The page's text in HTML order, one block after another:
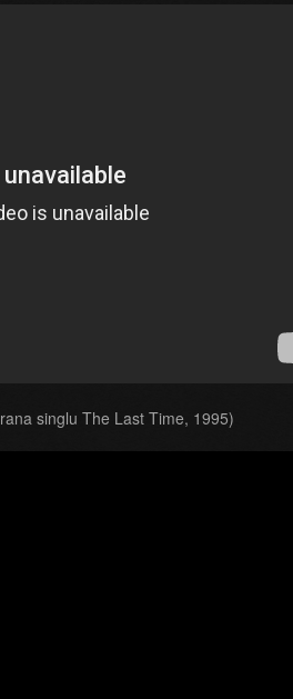
singlu The Last Time, 1995)